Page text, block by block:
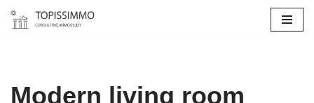
Modern living room